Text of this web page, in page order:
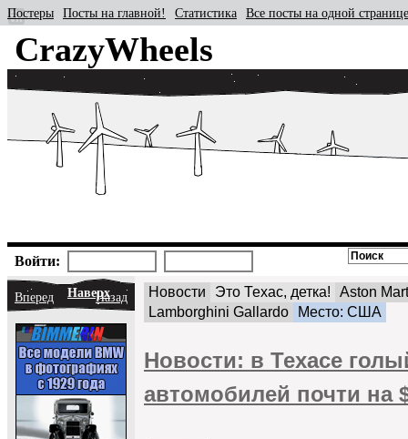
CrazyWheels
Постеры Посты на главной! Статистика Все посты на одной странице
Войти:
Вперед НаверхНазад Новости Это Техас, детка!
Aston
Lamborghini Gallardo
Место: США
Новости: в Техасе
автомобилей почти на